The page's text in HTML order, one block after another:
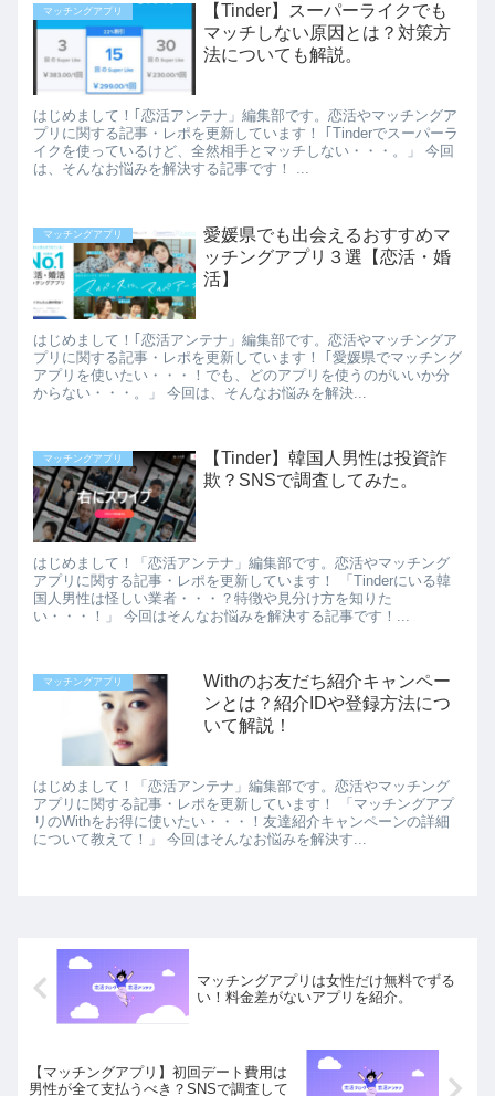
マッチングアプリ
【Tinder】スーパーライクでも
マッチしない原因とは？対策方
法についても解説。
はじめまして！｢恋活アンテナ」編集部です。恋活やマッチングア
プリに関する記事・レポを更新しています！ ｢Tinderでスーパーラ
イクを使っているけど、全然相手とマッチしない・・・。」 今回
は、そんなお悩みを解決する記事です！ ...
マッチングアプリ
愛媛県でも出会えるおすすめマ
ッチングアプリ３選【恋活・婚
活】
はじめまして！｢恋活アンテナ」編集部です。恋活やマッチングア
プリに関する記事・レポを更新しています！ ｢愛媛県でマッチング
アプリを使いたい・・・！でも、どのアプリを使うのがいいか分
からない・・・。」 今回は、そんなお悩みを解決...
マッチングアプリ
【Tinder】韓国人男性は投資詐
欺？SNSで調査してみた。
はじめまして！「恋活アンテナ」編集部です。恋活やマッチング
アプリに関する記事・レポを更新しています！ 「Tinderにいる韓
国人男性は怪しい業者・・・？特徴や見分け方を知りた
い・・・！」 今回はそんなお悩みを解決する記事です！...
マッチングアプリ
Withのお友だち紹介キャンペー
ンとは？紹介IDや登録方法につ
いて解説！
はじめまして！「恋活アンテナ」編集部です。恋活やマッチング
アプリに関する記事・レポを更新しています！ 「マッチングアプ
リのWithをお得に使いたい・・・！友達紹介キャンペーンの詳細
について教えて！」 今回はそんなお悩みを解決す...
マッチングアプリは女性だけ無料でずる
い！料金差がないアプリを紹介。
【マッチングアプリ】初回デート費用は
男性が全て支払うべき？SNSで調査して